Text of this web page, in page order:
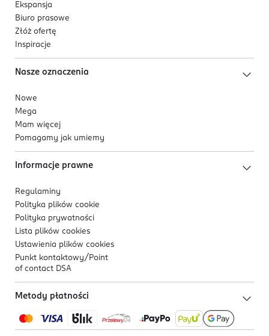
Ekspansja
Biuro prasowe
Złóż ofertę
Inspiracje
Nasze oznaczenia
Nowe
Mega
Mam więcej
Pomagamy jak umiemy
Informacje prawne
Regulaminy
Polityka plików cookie
Polityka prywatności
Lista plików cookies
Ustawienia plików cookies
Punkt kontaktowy/ Point
of contact DSA
Metody płatności